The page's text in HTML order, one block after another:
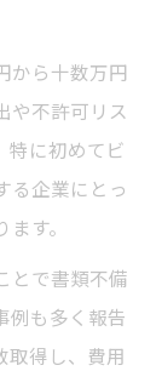
から十数万円
や不許可リス
特に初めてビ
る企業にとっ
す。
とで書類不備
例も多く報告
取得し、費用